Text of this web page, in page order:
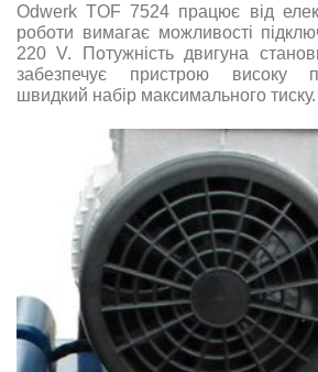
Odwerk TOF 7524 працює від
роботи вимагає можливості
220 V. Потужність двигуна
забезпечує пристрою високу
швидкий набір максимального тиску.